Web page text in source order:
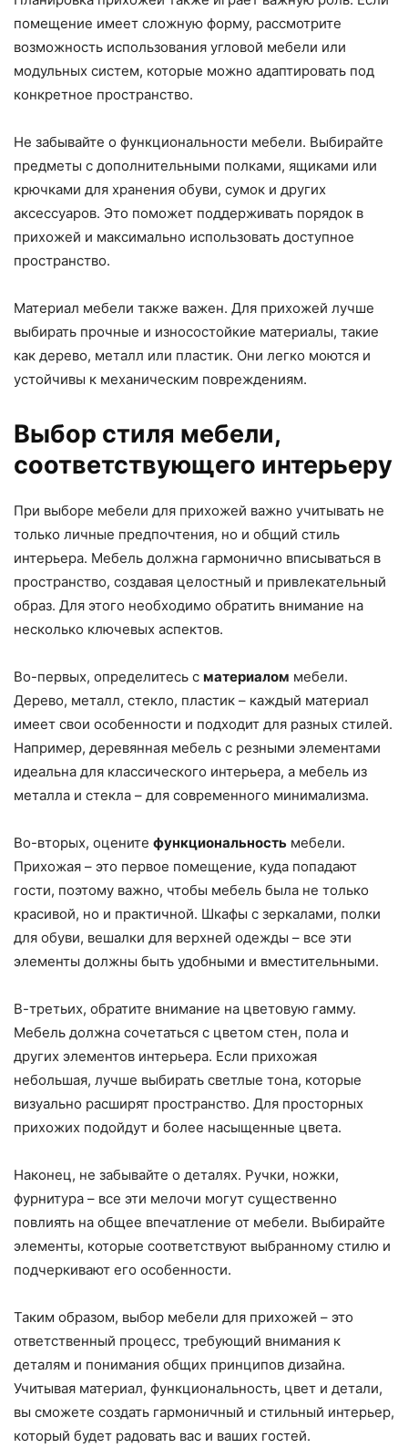
помещение имеет сложную форму, рассмотрите
возможность использования угловой мебели или
модульных систем, которые можно адаптировать под
конкретное пространство.
Не забывайте о функциональности мебели. Выбирайте
предметы с дополнительными полками, ящиками или
крючками для хранения обуви, сумок и других
аксессуаров. Это поможет поддерживать порядок в
прихожей и максимально использовать доступное
пространство.
Материал мебели также важен. Для прихожей лучше
выбирать прочные и износостойкие материалы, такие
как дерево, металл или пластик. Они легко моются и
устойчивы к механическим повреждениям.
Выбор стиля мебели,
соответствующего интерьеру
При выборе мебели для прихожей важно учитывать не
только личные предпочтения, но и общий стиль
интерьера. Мебель должна гармонично вписываться в
пространство, создавая целостный и привлекательный
образ. Для этого необходимо обратить внимание на
несколько ключевых аспектов.
Во-первых, определитесь с материалом мебели.
Дерево, металл, стекло, пластик – каждый материал
имеет свои особенности и подходит для разных стилей.
Например, деревянная мебель с резными элементами
идеальна для классического интерьера, а мебель из
металла и стекла – для современного минимализма.
Во-вторых, оцените функциональность мебели.
Прихожая – это первое помещение, куда попадают
гости, поэтому важно, чтобы мебель была не только
красивой, но и практичной. Шкафы с зеркалами, полки
для обуви, вешалки для верхней одежды – все эти
элементы должны быть удобными и вместительными.
В-третьих, обратите внимание на цветовую гамму.
Мебель должна сочетаться с цветом стен, пола и
других элементов интерьера. Если прихожая
небольшая, лучше выбирать светлые тона, которые
визуально расширят пространство. Для просторных
прихожих подойдут и более насыщенные цвета.
Наконец, не забывайте о деталях. Ручки, ножки,
фурнитура – все эти мелочи могут существенно
повлиять на общее впечатление от мебели. Выбирайте
элементы, которые соответствуют выбранному стилю и
подчеркивают его особенности.
Таким образом, выбор мебели для прихожей – это
ответственный процесс, требующий внимания к
деталям и понимания общих принципов дизайна.
Учитывая материал, функциональность, цвет и детали,
вы сможете создать гармоничный и стильный интерьер,
который будет радовать вас и ваших гостей.